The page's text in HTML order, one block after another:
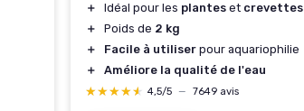
＋ Idéal pour les plantes et crevettes
＋
Poids de 2 kg
＋
Facile à utiliser pour aquariophilie
＋
Améliore la qualité de l'eau
★★★★★
★★★★★ 4,5/5 — 7649 avis